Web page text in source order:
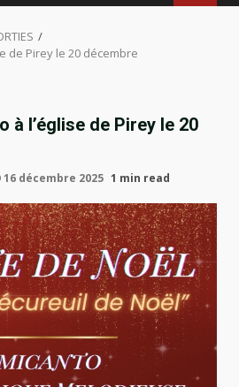
de Pirey le 20 décembre
à l’église de Pirey le 20
16 décembre 2025 1 min read